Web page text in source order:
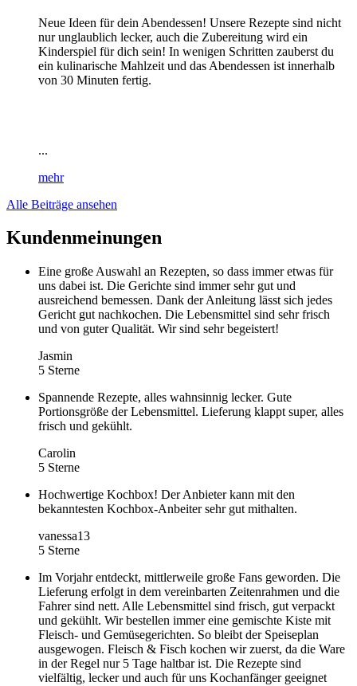
Neue Ideen für dein Abendessen! Unsere Rezepte sind nicht
nur unglaublich lecker, auch die Zubereitung wird ein
Kinderspiel für dich sein! In wenigen Schritten zauberst du
ein kulinarische Mahlzeit und das Abendessen ist innerhalb
von 30 Minuten fertig.
...
mehr
Alle Beiträge ansehen
Kundenmeinungen
Eine große Auswahl an Rezepten, so dass immer etwas für
uns dabei ist. Die Gerichte sind immer sehr gut und
ausreichend bemessen. Dank der Anleitung lässt sich jedes
Gericht gut nachkochen. Die Lebensmittel sind sehr frisch
und von guter Qualität. Wir sind sehr begeistert!
Jasmin
5 Sterne
Spannende Rezepte, alles wahnsinnig lecker. Gute
Portionsgröße der Lebensmittel. Lieferung klappt super, alles
frisch und gekühlt.
Carolin
5 Sterne
Hochwertige Kochbox! Der Anbieter kann mit den
bekanntesten Kochbox-Anbeiter sehr gut mithalten.
vanessa13
5 Sterne
Im Vorjahr entdeckt, mittlerweile große Fans geworden. Die
Lieferung erfolgt in dem vereinbarten Zeitenrahmen und die
Fahrer sind nett. Alle Lebensmittel sind frisch, gut verpackt
und gekühlt. Wir bestellen immer eine gemischte Kiste mit
Fleisch- und Gemüsegerichten. So bleibt der Speiseplan
ausgewogen. Fleisch & Fisch kochen wir zuerst, da die Ware
in der Regel nur 5 Tage haltbar ist. Die Rezepte sind
vielfältig, lecker und auch für uns Kochanfänger geeignet